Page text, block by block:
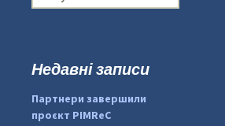
#PipIvanToday
pimrec_project
о
:Недавні записи
Партнери завершили
проєкт PIMReC